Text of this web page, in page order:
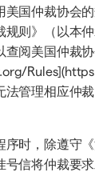
美国仲裁协会
规则》（以本
查阅美国仲裁
法管理相应仲
序时，除遵守
信将仲裁要求